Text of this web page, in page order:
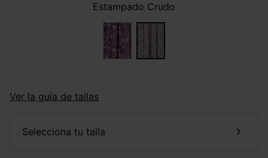
Estampado Crudo
Ver la guía de tallas
selecciona tu talla